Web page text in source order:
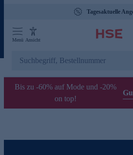
Tagesaktuelle
Menü Ansicht
Bis zu -60% auf Mode und -20%
on top!